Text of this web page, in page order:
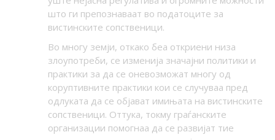
што ги препознаваат во податоците за
вистинските сопственици.
Во многу земји, откако беа откриени низа
злоупотреби, се изменија значајни политики и
практики за да се оневозможат многу од
коруптивните практики кои се случуваа пред
одлуката да се објават имињата на вистинските
сопственици. Оттука, токму граѓанските
организации помогнаа да се развијат тие